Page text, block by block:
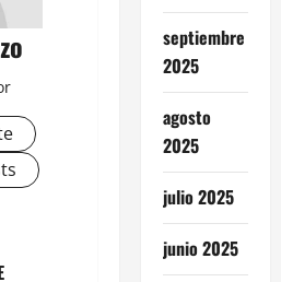
septiembre
2025
agosto
2025
julio 2025
junio 2025